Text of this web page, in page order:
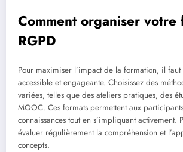
Comment organiser votre
RGPD
Pour maximiser l’impact de la formation, il
accessible et engageante. Choisissez des
variées, telles que des ateliers pratiques, des
MOOC. Ces formats permettent aux
connaissances tout en s’impliquant activement.
évaluer régulièrement la compréhension et
concepts.